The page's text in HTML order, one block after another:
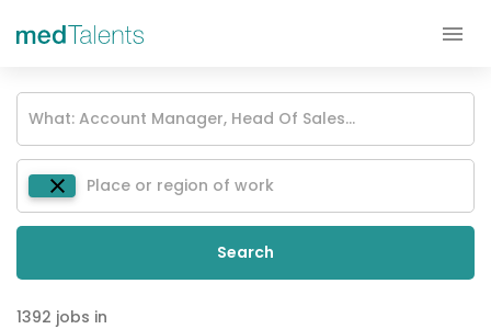
Search
jobs in